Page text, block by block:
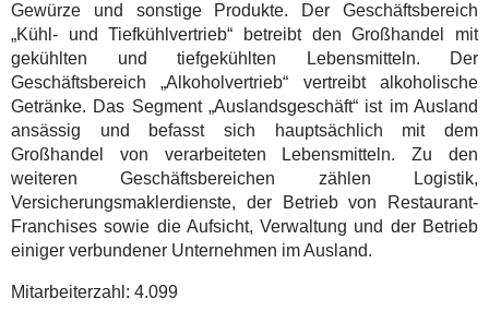
Gewürze und sonstige Produkte. Der Geschäftsbereich
„Kühl- und Tiefkühlvertrieb“ betreibt den Großhandel mit
gekühlten und tiefgekühlten Lebensmitteln. Der
Geschäftsbereich „Alkoholvertrieb“ vertreibt alkoholische
Getränke. Das Segment „Auslandsgeschäft“ ist im Ausland
ansässig und befasst sich hauptsächlich mit dem
Großhandel von verarbeiteten Lebensmitteln. Zu den
weiteren Geschäftsbereichen zählen Logistik,
Versicherungsmaklerdienste, der Betrieb von Restaurant-
Franchises sowie die Aufsicht, Verwaltung und der Betrieb
einiger verbundener Unternehmen im Ausland.
Mitarbeiterzahl: 4.099